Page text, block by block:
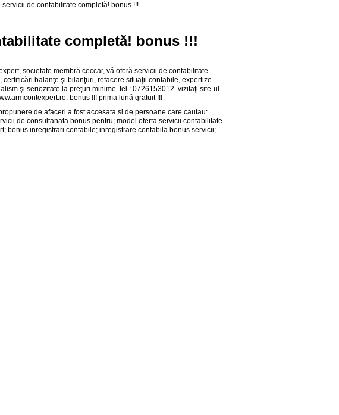
servicii de contabilitate completă! bonus !!!
completă! bonus !!!
societate membră ceccar, vă oferă servicii de contabilitate
certificări balanţe şi bilanţuri, refacere situaţii contabile, expertize.
şi seriozitate la preţuri minime. tel.: 0726153012. vizitaţi site-ul
bonus !!! prima lună gratuit !!!
de afaceri a fost accesata si de persoane care cautau:
de consultanata bonus pentru; model oferta servicii contabilitate
bonus inregistrari contabile; inregistrare contabila bonus servicii;